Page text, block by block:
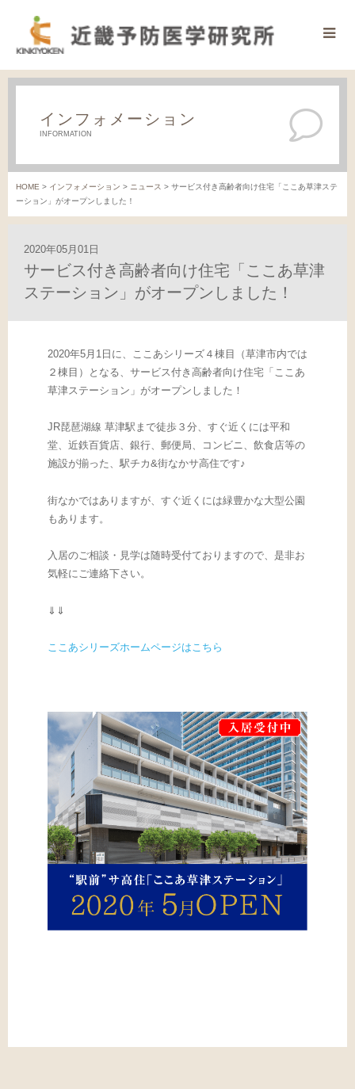
インフォメーション
INFORMATION
HOME > インフォメーション > ニュース > サービス付き高齢者向け住宅「ここあ草津ステ
ーション」がオープンしました！
2020年05月01日
サービス付き高齢者向け住宅「ここあ草津
ステーション」がオープンしました！
2020年5月1日に、ここあシリーズ４棟目（草津市内では
２棟目）となる、サービス付き高齢者向け住宅「ここあ
草津ステーション」がオープンしました！
JR琵琶湖線 草津駅まで徒歩３分、すぐ近くには平和
堂、近鉄百貨店、銀行、郵便局、コンビニ、飲食店等の
施設が揃った、駅チカ&街なかサ高住です♪
街なかではありますが、すぐ近くには緑豊かな大型公園
もあります。
入居のご相談・見学は随時受付ておりますので、是非お
気軽にご連絡下さい。
⇓⇓
ここあシリーズホームページはこちら